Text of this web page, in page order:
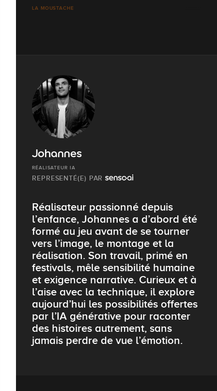
LA MOUSTACHE
Johannes
RÉALISATEUR IA
REPRESENTÉ(E) PAR
Réalisateur passionné depuis
l’enfance, Johannes a d’abord été
formé au jeu avant de se tourner
vers l’image, le montage et la
réalisation. Son travail, primé en
festivals, mêle sensibilité humaine
et exigence narrative. Curieux et à
l’aise avec la technique, il explore
aujourd’hui les possibilités offertes
par l’IA générative pour raconter
des histoires autrement, sans
jamais perdre de vue l’émotion.